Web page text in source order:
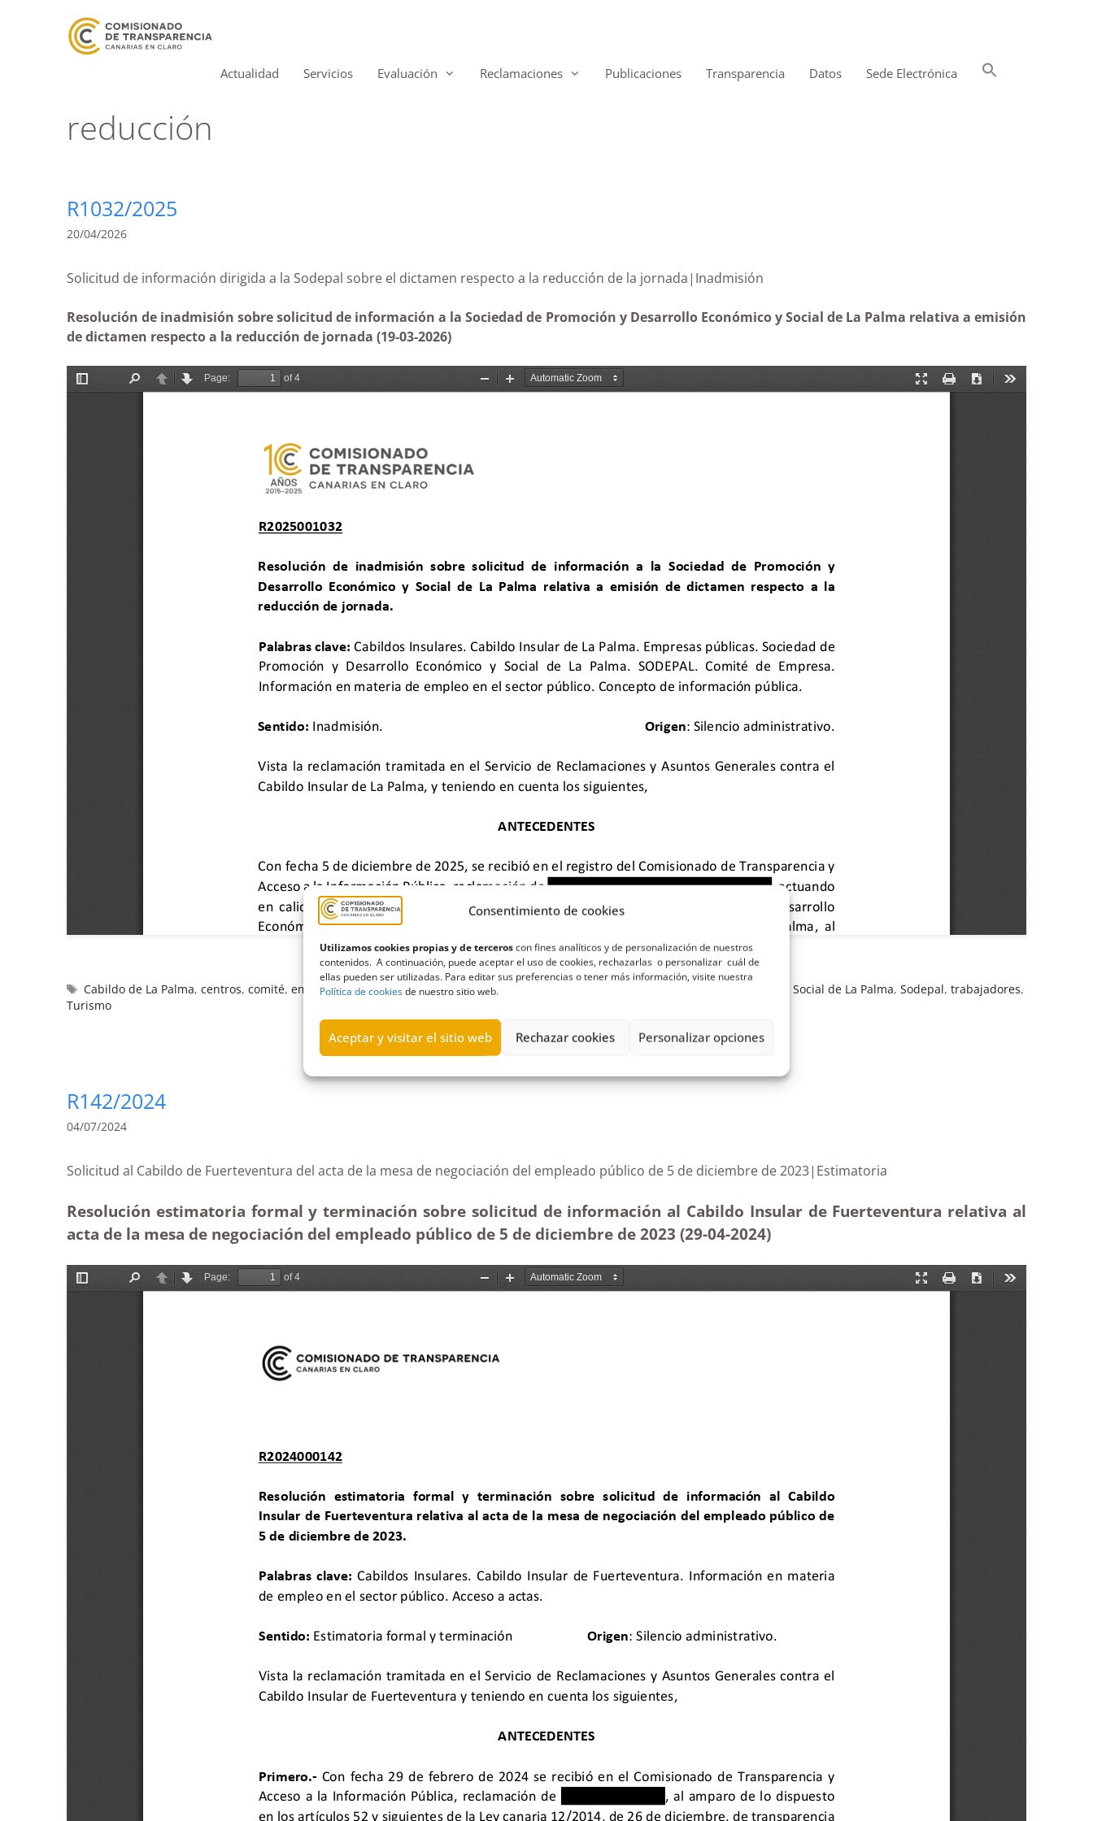
Consentimiento de cookies
Utilizamos cookies propias y de terceroscon fines analíticos y de personalización de nuestros
contenidos. A continuación, puede aceptar el uso de cookies, rechazarlas o personalizar cuál de
ellas pueden ser utilizadas. Para editar sus preferencias o tener más información, visite nuestra
Política de cookiesde nuestro sitio web.
Aceptar y visitar el sitio web Rechazar cookies Personalizar opciones
Actualidad Servicios Evaluación Reclamaciones Publicaciones Transparencia Datos Sede Electrónica
reducción
R1032/2025
20/04/2026
Solicitud de información dirigida a la Sodepal sobre el dictamen respecto a la reducción de la jornada|Inadmisión
Resolución de inadmisión sobre solicitud de información a la Sociedad de Promoción y Desarrollo Económico y Social de La Palma relativa a emisión
de dictamen respecto a la reducción de jornada (19-03-2026)
Cabildo de La Palma,centros,comité,empresa,Inadmisión,jornada,reducción Sociedad de Promoción y Desarrollo Económico y Social de La Palma,Sodepal,trabajadores,
Turismo
R142/2024
04/07/2024
Solicitud al Cabildo de Fuerteventura del acta de la mesa de negociación del empleado público de 5 de diciembre de 2023|Estimatoria
Resolución estimatoria formal y terminación sobre solicitud de información al Cabildo Insular de Fuerteventura relativa al
acta de la mesa de negociación del empleado público de 5 de diciembre de 2023 (29-04-2024)